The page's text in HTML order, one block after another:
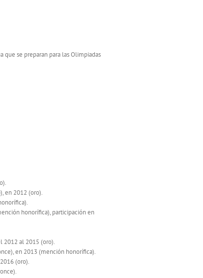
que se preparan para las Olimpiadas
en 2012 (oro).
honorífica), participación en
2012 al 2015 (oro).
en 2013 (mención honorífica).
(oro).